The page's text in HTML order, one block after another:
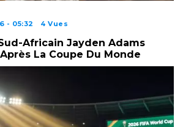
- 05:32 4 Vues
Africain Jayden Adams
La Coupe Du Monde